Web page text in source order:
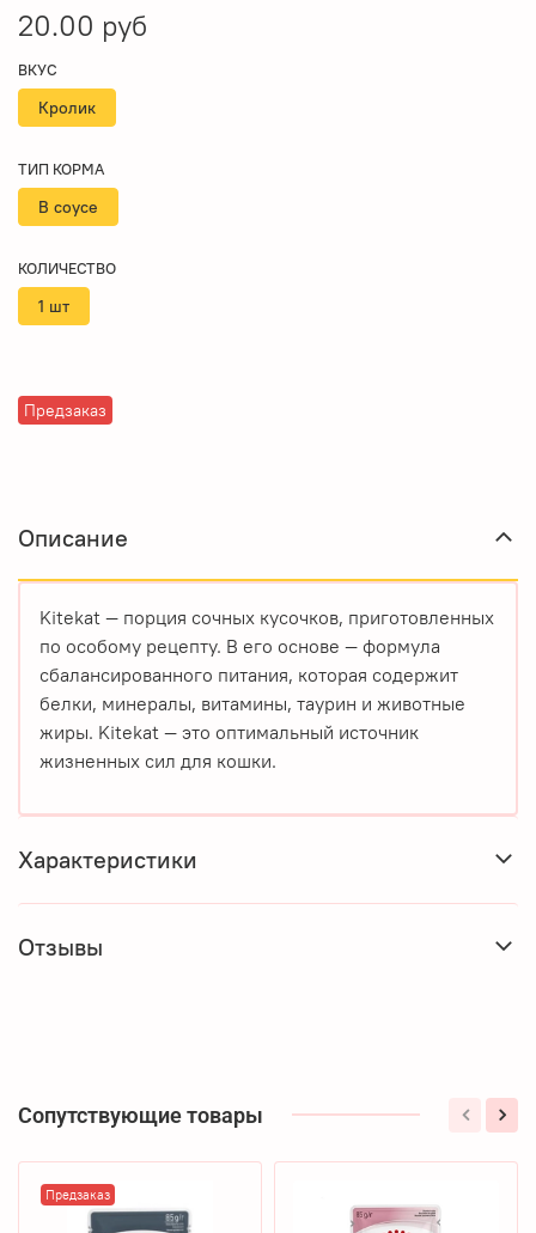
Предзаказ
20.00 руб
ВКУС
Кролик
ТИП КОРМА
В соусе
КОЛИЧЕСТВО
1 шт
Описание
Kitekat — порция сочных кусочков, приготовленных
по особому рецепту. В его основе — формула
сбалансированного питания, которая содержит
белки, минералы, витамины, таурин и животные
жиры. Kitekat — это оптимальный источник
жизненных сил для кошки.
Характеристики
Отзывы
Сопутствующие товары
Предзаказ